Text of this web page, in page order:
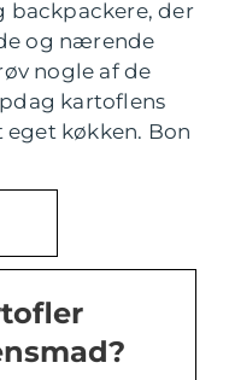
backpackere, der
og nærende
nogle af de
kartoflens
køkken. Bon